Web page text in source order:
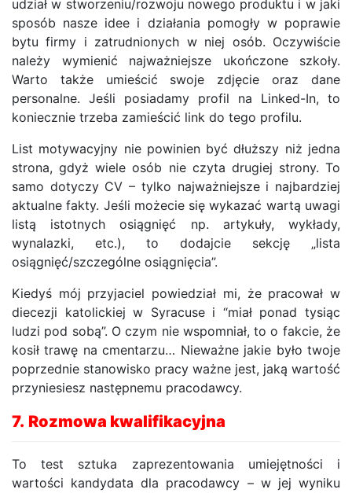
udział w stworzeniu/rozwoju nowego produktu i w jaki
sposób nasze idee i działania pomogły w poprawie
bytu firmy i zatrudnionych w niej osób. Oczywiście
należy wymienić najważniejsze ukończone szkoły.
Warto także umieścić swoje zdjęcie oraz dane
personalne. Jeśli posiadamy profil na Linked-In, to
koniecznie trzeba zamieścić link do tego profilu.
List motywacyjny nie powinien być dłuższy niż jedna
strona, gdyż wiele osób nie czyta drugiej strony. To
samo dotyczy CV – tylko najważniejsze i najbardziej
aktualne fakty. Jeśli możecie się wykazać wartą uwagi
listą istotnych osiągnięć np. artykuły, wykłady,
wynalazki, etc.), to dodajcie sekcję „lista
osiągnięć/szczególne osiągnięcia”.
Kiedyś mój przyjaciel powiedział mi, że pracował w
diecezji katolickiej w Syracuse i “miał ponad tysiąc
ludzi pod sobą”. O czym nie wspomniał, to o fakcie, że
kosił trawę na cmentarzu… Nieważne jakie było twoje
poprzednie stanowisko pracy ważne jest, jaką wartość
przyniesiesz następnemu pracodawcy.
7. Rozmowa kwalifikacyjna
To test sztuka zaprezentowania umiejętności i
wartości kandydata dla pracodawcy – w jej wyniku